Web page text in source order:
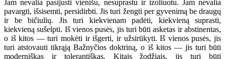
Jam nevalia pasijusti vienišu, nesuprastu ir izoliuotu. Jam nevalia
pavargti, išsisemti, persidirbti. Jis turi žengti per gyvenimą be draugų
ir be bičiulių. Jis turi kiekvienam padėti, kiekvieną suprasti,
kiekvieną sušelpti. Iš vienos pusės, jis turi būti asketas ir abstinentas,
o iš kitos — turi mokėti ir išgerti, ir užsirūkyti. Iš vienos pusės, jis
turi atstovauti tikrąją Bažnyčios doktriną, o iš kitos — jis turi būti
moderniškas ir tolerantiškas. Kitais žodžiais, jis turi būti